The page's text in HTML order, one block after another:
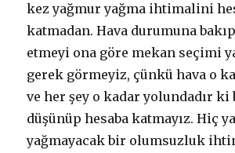
kez yağmur yağma ihtimalini
katmadan. Hava durumuna
etmeyi ona göre mekan seçimi
gerek görmeyiz, çünkü hava o
ve her şey o kadar yolundadır ki
düşünüp hesaba katmayız. Hiç
yağmayacak bir olumsuzluk